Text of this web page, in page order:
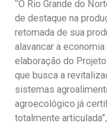
“O Rio Grande do
de destaque na
retomada de sua
alavancar a
elaboração do
que busca a
sistemas
agroecológico já
totalmente